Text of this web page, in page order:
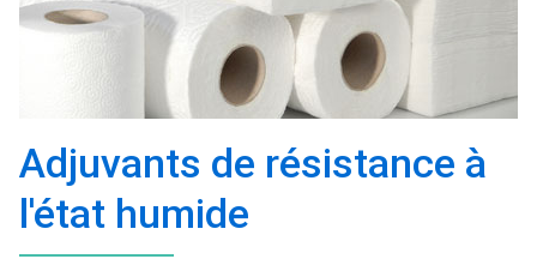
Adjuvants de résistance à
l'état humide